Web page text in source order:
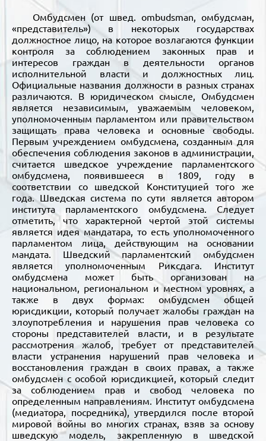
Омбудсмен (от швед. ombudsman, омбудсман,
«представитель») в некоторых государствах
должностное лицо, на которое возлагаются функции
контроля за соблюдением законных прав и
интересов граждан в деятельности органов
исполнительной власти и должностных лиц.
Официальные названия должности в разных странах
различаются. В юридическом смысле, Омбудсмен
является независимым, уважаемым человеком,
уполномоченным парламентом или правительством
защищать права человека и основные свободы.
Первым учреждением омбудсмена, созданным для
обеспечения соблюдения законов в администрации,
считается шведское учреждение парламентского
омбудсмена, появившееся в 1809, году в
соответствии со шведской Конституцией того же
года. Шведская система по сути является автором
института парламентского омбудсмена. Следует
отметить, что характерной чертой этой системы
является идея мандатара, то есть уполномоченного
парламентом лица, действующим на основании
мандата. Шведский парламентский омбудсмен
является уполномоченным Риксдага. Институт
омбудсмена может быть организован на
национальном, региональном и местном уровнях, а
также в двух формах: омбудсмен общей
юрисдикции, который получает жалобы граждан на
злоупотребления и нарушения прав человека со
стороны представителей власти, и в результате
рассмотрения жалоб, требует от представителей
власти устранения нарушений прав человека и
восстановления граждан в своих правах, а также
омбудсмен с особой юрисдикцией, который следит
за соблюдением прав и свобод человека по
определенным направлениям. Институт омбудсмена
(медиатора, посредника), утвердился после второй
мировой войны во многих странах, взяв за основу
шведскую модель, закрепленную в шведской